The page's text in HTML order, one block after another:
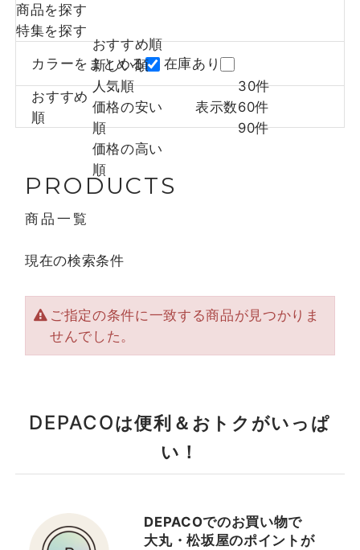
商品を探す
特集を探す
カラーをまとめる 在庫あり
おすすめ
順
おすすめ順
新しい順
人気順
価格の安い
順
価格の高い
順
表示数
30件
60件
90件
PRODUCTS
商品一覧
現在の検索条件
ご指定の条件に一致する商品が見つかりま
せんでした。
DEPACOは便利＆おトクがいっぱ
い！
DEPACOでのお買い物で
大丸・松坂屋のポイントが